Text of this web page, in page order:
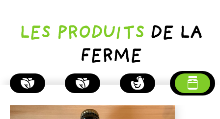
LES PRODUITS DE LA
FERME
PLANTES
FLEURS